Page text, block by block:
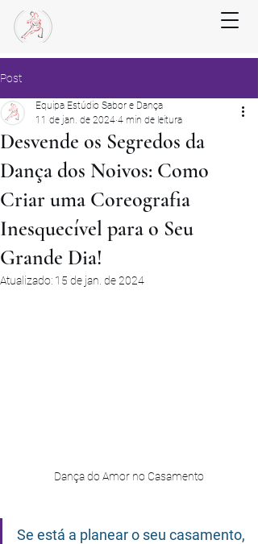
Post
Desvende os Segredos da
Dança dos Noivos: Como
Criar uma Coreografia
Inesquecível para o Seu
Grande Dia!
Equipa Estúdio Sabor e Dança
11 de jan. de 2024 4 min de leitura
Atualizado: 15 de jan. de 2024
Dança do Amor no Casamento
Se está a planear o seu casamento,